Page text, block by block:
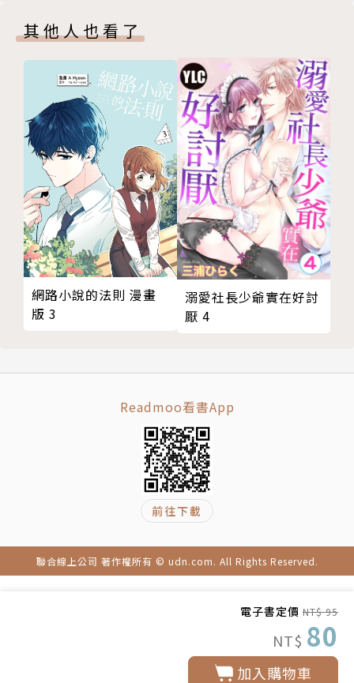
電子書定價 NT$ 95
NT$ 80
加入購物車
其他人也看了
網路小說的法則 漫畫
版 3
溺愛社長少爺實在好討
厭 4
Readmoo看書App
前往下載
聯合線上公司 著作權所有 © udn.com. All Rights Reserved.